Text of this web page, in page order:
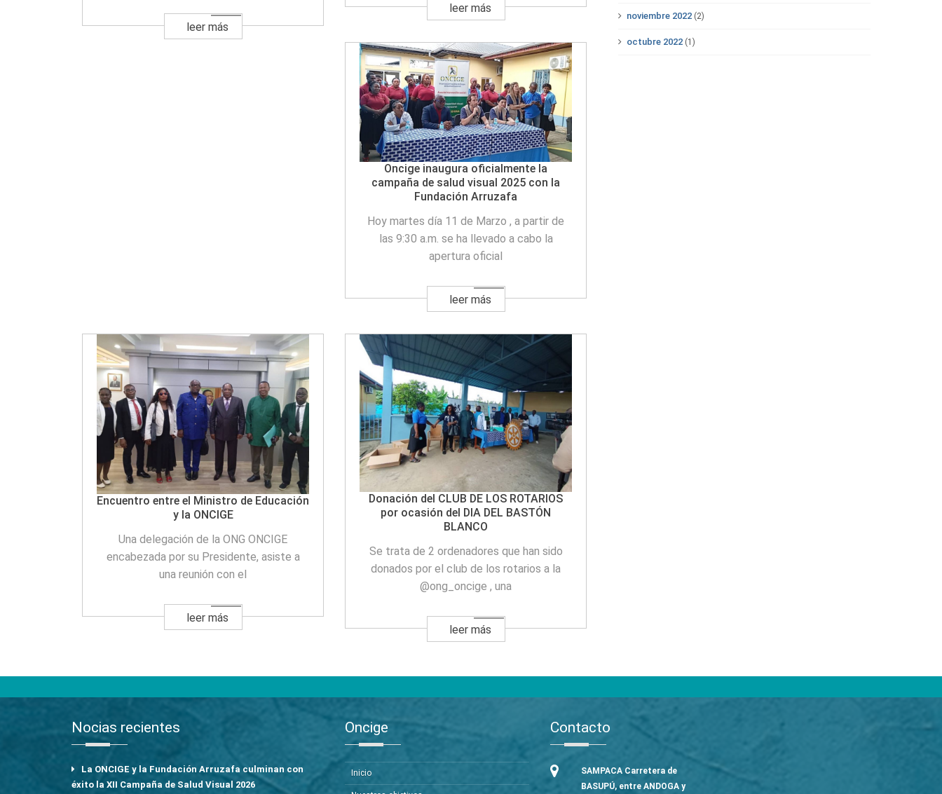
leer más
leer más
Oncige inaugura oficialmente la
campaña de salud visual 2025 con la
Fundación Arruzafa
Hoy martes día 11 de Marzo , a partir de
las 9:30 a.m. se ha llevado a cabo la
apertura oficial
leer más
Encuentro entre el Ministro de Educación
y la ONCIGE
Una delegación de la ONG ONCIGE
encabezada por su Presidente, asiste a
una reunión con el
leer más
Donación del CLUB DE LOS ROTARIOS
por ocasión del DIA DEL BASTÓN
BLANCO
Se trata de 2 ordenadores que han sido
donados por el club de los rotarios a la
@ong_oncige , una
leer más
noviembre 2022 (2)
octubre 2022 (1)
Nocias recientes
La ONCIGE y la Fundación Arruzafa culminan con
éxito la XII Campaña de Salud Visual 2026
Oncige
Inicio
Contacto
SAMPACA Carretera de
BASUPÚ, entre ANDOGA y